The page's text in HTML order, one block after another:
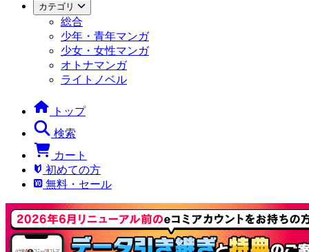
カテゴリ
総合
少年・青年マンガ
少女・女性マンガ
オトナマンガ
ライトノベル
トップ
検索
カート
初めての方
無料・セール